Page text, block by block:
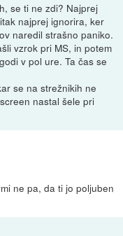
se ti ne zdi? Najprej
najprej ignorira, ker
naredil strašno paniko.
vzrok pri MS, in potem
v pol ure. Ta čas se
se na strežnikih ne
nastal šele pri
ne pa, da ti jo poljuben